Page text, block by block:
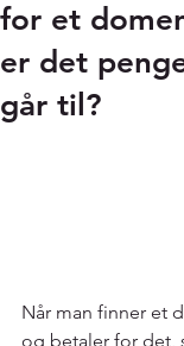
for et
er det
går til?
Når man finner et
og betaler for det,